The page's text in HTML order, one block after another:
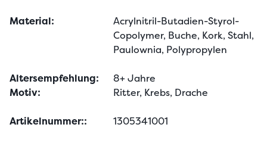
Material:
Acrylnitril-Butadien-Styrol-
Copolymer, Buche, Kork, Stahl,
Paulownia, Polypropylen
Altersempfehlung:
8+ Jahre
Motiv:
Ritter, Krebs, Drache
Artikelnummer:: 1305341001